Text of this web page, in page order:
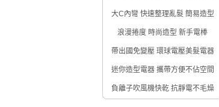
大C內彎 快速整理亂髮 簡易造型
浪漫捲度 時尚造型 新手電棒
帶出國免變壓 環球電壓美髮電器
迷你造型電器 攜帶方便不佔空間
負離子吹風機快乾 抗靜電不毛燥